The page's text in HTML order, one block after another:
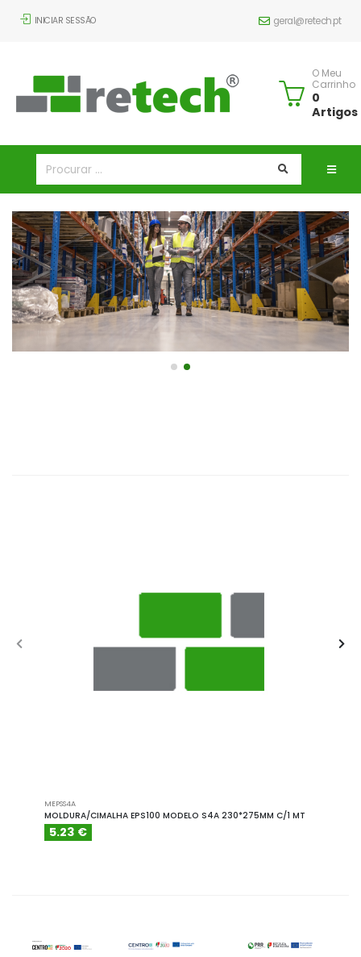
INICIAR SESSÃO geral@retech.pt
O Meu
Carrinho
0
Artigos
MEPSS4A
MOLDURA/CIMALHA EPS100 MODELO S4A 230*275MM C/1 MT
5.23 €